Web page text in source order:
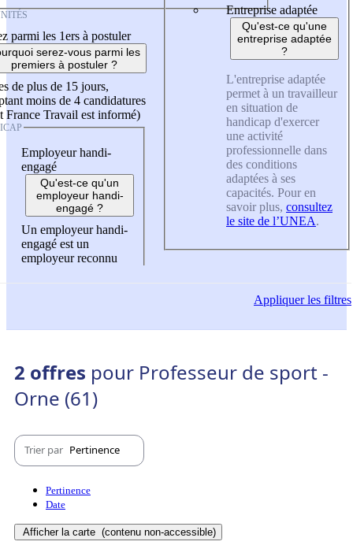
parmi les 1ers à postuler
serez-vous parmi les
premiers à postuler ?
de plus de 15 jours,
moins de 4 candidatures
France Travail est informé)
Employeur handi-
engagé
Qu'est-ce qu'un
employeur handi-
engagé ?
Un employeur handi-
engagé est un
employeur reconnu
Entreprise adaptée
Qu'est-ce qu'une
entreprise adaptée
?
L'entreprise adaptée
permet à un travailleur
en situation de
handicap d'exercer
une activité
professionnelle dans
des conditions
adaptées à ses
capacités. Pour en
savoir plus, consultez
le site de l’UNEA.
Appliquerles filtres
2 offres pour Professeur de sport -
Orne (61)
Trier par Pertinence
Pertinence
Date
Afficher la carte (contenu non-accessible)